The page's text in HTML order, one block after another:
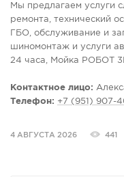
Мы предлагаем услуги
ремонта, технический
ГБО, обслуживание и
шиномонтаж и услуги
24 часа, Мойка РОБОТ
днища антиккор
Контактное лицо:
Телефон: +7 (951) 907-
4 АВГУСТА 2026 441